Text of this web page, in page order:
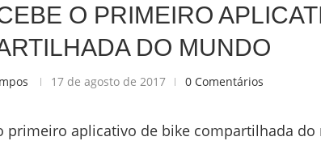
O PRIMEIRO
DO MUNDO
17 de agosto de 2017 0 Comentários
primeiro aplicativo de bike compartilhada